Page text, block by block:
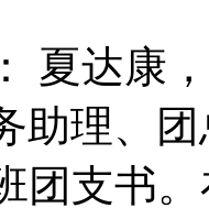
夏达康
助理、
团支书